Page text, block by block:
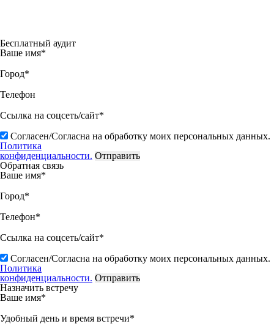
Бесплатный аудит
Ваше имя*
Город*
Телефон
Ссылка на соцсеть/сайт*
Согласен/Согласна на обработку моих персональных данных.
Политика
конфиденциальности.
Обратная связь
Ваше имя*
Город*
Телефон*
Ссылка на соцсеть/сайт*
Согласен/Согласна на обработку моих персональных данных.
Политика
конфиденциальности.
Назначить встречу
Ваше имя*
Удобный день и время встречи*